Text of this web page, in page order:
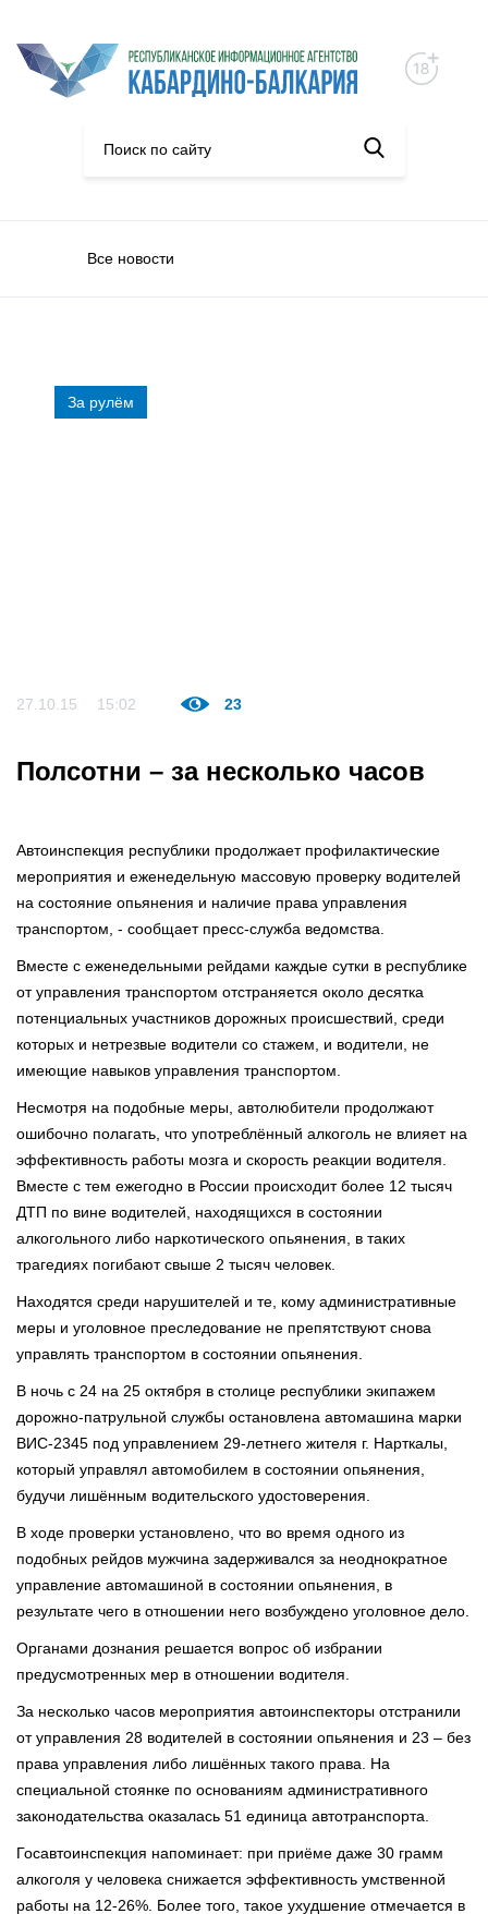
Все новости
За рулём
27.10.15 15:02 23
Полсотни – за несколько часов
Автоинспекция республики продолжает профилактические
мероприятия и еженедельную массовую проверку водителей
на состояние опьянения и наличие права управления
транспортом, - сообщает пресс-служба ведомства.
Вместе с еженедельными рейдами каждые сутки в республике
от управления транспортом отстраняется около десятка
потенциальных участников дорожных происшествий, среди
которых и нетрезвые водители со стажем, и водители, не
имеющие навыков управления транспортом.
Несмотря на подобные меры, автолюбители продолжают
ошибочно полагать, что употреблённый алкоголь не влияет на
эффективность работы мозга и скорость реакции водителя.
Вместе с тем ежегодно в России происходит более 12 тысяч
ДТП по вине водителей, находящихся в состоянии
алкогольного либо наркотического опьянения, в таких
трагедиях погибают свыше 2 тысяч человек.
Находятся среди нарушителей и те, кому административные
меры и уголовное преследование не препятствуют снова
управлять транспортом в состоянии опьянения.
В ночь с 24 на 25 октября в столице республики экипажем
дорожно-патрульной службы остановлена автомашина марки
ВИС-2345 под управлением 29-летнего жителя г. Нарткалы,
который управлял автомобилем в состоянии опьянения,
будучи лишённым водительского удостоверения.
В ходе проверки установлено, что во время одного из
подобных рейдов мужчина задерживался за неоднократное
управление автомашиной в состоянии опьянения, в
результате чего в отношении него возбуждено уголовное дело.
Органами дознания решается вопрос об избрании
предусмотренных мер в отношении водителя.
За несколько часов мероприятия автоинспекторы отстранили
от управления 28 водителей в состоянии опьянения и 23 – без
права управления либо лишённых такого права. На
специальной стоянке по основаниям административного
законодательства оказалась 51 единица автотранспорта.
Госавтоинспекция напоминает: при приёме даже 30 грамм
алкоголя у человека снижается эффективность умственной
работы на 12-26%. Более того, такое ухудшение отмечается в